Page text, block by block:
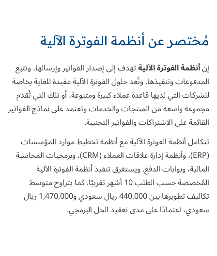
مُختصر عن أنظمة الفوترة الآلية
إنأنظمة الفوترة الآليةتهدف إلى إصدار الفواتير وإرسالها، وتتبع
المدفوعات وتنفيذها. وتُعد حلول الفوترة الآلية مفيدة للغاية بخاصة
للشركات التي لديها قاعدة عملاء كبيرة ومتنوعة، أو تلك التي تُقدم
مجموعة واسعة من المنتجات والخدمات وتعتمد على نماذج الفواتير
القائمة على الاشتراكات والفواتير التجنبية.
تتكامل أنظمة الفوترة الآلية معأنظمة تخطيط موارد المؤسسات
(ERP)
، وأنظمة إدارة علاقات العملاء (CRM)
، وبرمجيات المحاسبة
المالية، وبوابات الدفع. ويستغرق تنفيذ أنظمة الفوترة الآلية
المُخصصة حسب الطلب 10 أشهر تقريبًا. كما يتراوح متوسط
تكاليف تطويرها بين 440,000 ريال سعودي و1,470,000 ريال
سعودي، اعتمادًا على مدى تعقيد الحل البرمجي.